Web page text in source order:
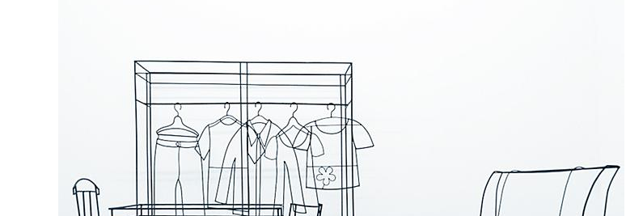
BREAKING NEWS ///